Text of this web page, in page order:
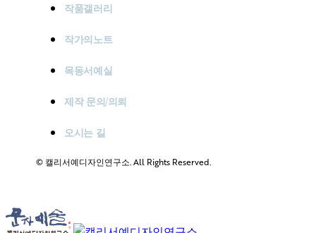
작품갤러리
작가의노트
목동서예실
제작 문의/의뢰
오시는 길
© 캘리서예디자인연구소. All Rights Reserved.